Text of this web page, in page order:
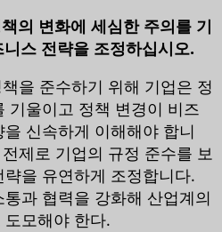
의 변화에 세심한 주의를 기
스 전략을 조정하십시오.
을 준수하기 위해 기업은 정
기울이고 정책 변경이 비즈
신속하게 이해해야 합니
제로 기업의 규정 준수를 보
을 유연하게 조정합니다.
과 협력을 강화해 산업계의
모해야 한다.